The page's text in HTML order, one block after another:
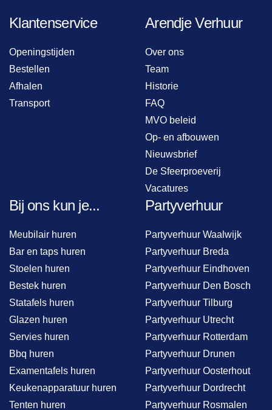
Klantenservice
Openingstijden
Bestellen
Afhalen
Transport
Arendje Verhuur
Over ons
Team
Historie
FAQ
MVO beleid
Op- en afbouwen
Nieuwsbrief
De Sfeerproeverij
Vacatures
Bij ons kun je...
Meubilair huren
Bar en taps huren
Stoelen huren
Bestek huren
Statafels huren
Glazen huren
Servies huren
Bbq huren
Examentafels huren
Keukenapparatuur huren
Tenten huren
Partyverhuur
Partyverhuur Waalwijk
Partyverhuur Breda
Partyverhuur Eindhoven
Partyverhuur Den Bosch
Partyverhuur Tilburg
Partyverhuur Utrecht
Partyverhuur Rotterdam
Partyverhuur Drunen
Partyverhuur Oosterhout
Partyverhuur Dordrecht
Partyverhuur Rosmalen